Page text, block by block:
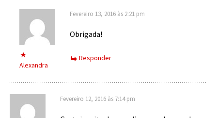
Alexandra
Fevereiro 13, 2016 às 2:21 pm
Obrigada!
Responder
Fevereiro 12, 2016 às 7:14 pm